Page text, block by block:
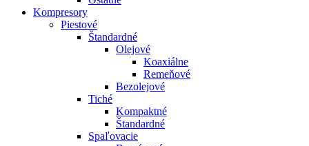
Kompresory
Piestové
Štandardné
Olejové
Koaxiálne
Remeňové
Bezolejové
Tiché
Kompaktné
Štandardné
Spaľovacie